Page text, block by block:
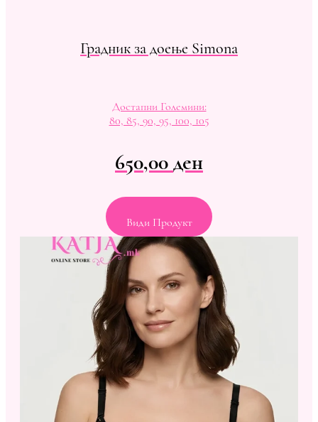
Градник за доење Simona
Достапни Големини:
80, 85, 90, 95, 100, 105
650,00ден
Види Продукт